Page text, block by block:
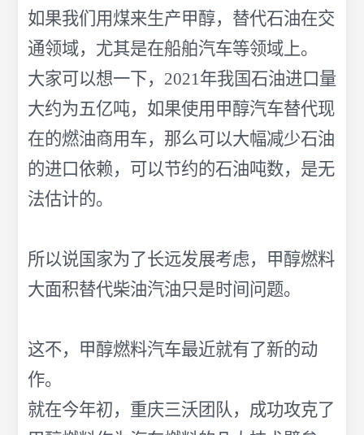
如果我们用煤来生产甲醇，替代石油在交
通领域，尤其是在船舶汽车等领域上。
大家可以想一下，2021年我国石油进口量
大约为五亿吨，如果使用甲醇汽车替代现
在的燃油商用车，那么可以大幅减少石油
的进口依赖，可以节约的石油吨数，是无
法估计的。
所以说国家为了长远发展考虑，甲醇燃料
大面积替代柴油汽油只是时间问题。
这不，甲醇燃料汽车最近就有了新的动
作。
就在今年初，重庆三沃团队，成功攻克了